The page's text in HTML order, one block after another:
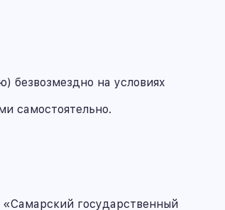
безвозмездно на условиях
самостоятельно.
государственный